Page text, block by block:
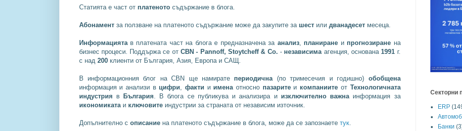
Статията е част от платенотосъдържание в блога.
Абонаментза ползване на платеното съдържание може да закупите за шестили дванадесетмесеца.
Информациятав платената част на блога е предназначена за анализ, планиране и прогнозиране на
бизнес процеси. Поддържа се отCBN - Pannoff, Stoytcheff & Co. - независимаагенция, основана1991 г.
с над 200клиенти от България, Азия, Европа и САЩ.
В информационния блог на CBN ще намирате периодична(по тримесечия и годишно) обобщена
информация и анализи в цифри, факти и именаотносно пазаритеи компаниите от Технологичната
индустрия в България. В блога се публикува и анализира и изключително важнаинформация за
икономикатаи ключовитеиндустрии за страната от независим източник.
Допълнително с описание на платеното съдържание в блога, може да се запознаете тук.
Секторни
ERP
Банки